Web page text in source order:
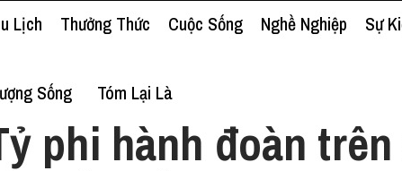
Lịch Thưởng Thức Cuộc Sống Nghề Nghiệp Sự
Sống Tóm Lại Là
phi hành đoàn